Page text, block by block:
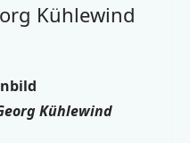
Kühlewind
Kühlewind